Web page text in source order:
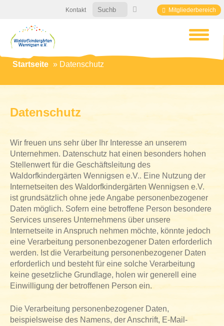
Kontakt Mitgliederbereich
Startseite » Datenschutz
Datenschutz
Wir freuen uns sehr über Ihr Interesse an unserem
Unternehmen. Datenschutz hat einen besonders hohen
Stellenwert für die Geschäftsleitung des
Waldorfkindergärten Wennigsen e.V.. Eine Nutzung der
Internetseiten des Waldorfkindergärten Wennigsen e.V.
ist grundsätzlich ohne jede Angabe personenbezogener
Daten möglich. Sofern eine betroffene Person besondere
Services unseres Unternehmens über unsere
Internetseite in Anspruch nehmen möchte, könnte jedoch
eine Verarbeitung personenbezogener Daten erforderlich
werden. Ist die Verarbeitung personenbezogener Daten
erforderlich und besteht für eine solche Verarbeitung
keine gesetzliche Grundlage, holen wir generell eine
Einwilligung der betroffenen Person ein.
Die Verarbeitung personenbezogener Daten,
beispielsweise des Namens, der Anschrift, E-Mail-